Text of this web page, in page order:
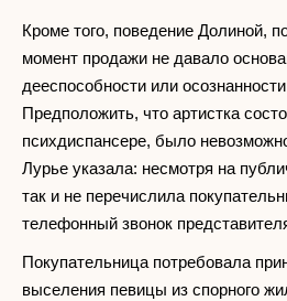
Кроме того, поведение Долиной,
момент продажи не давало
дееспособности или
Предположить, что артистка
психдиспансере, было
Лурье указала: несмотря на
так и не перечислила
телефонный звонок
Покупательница потребовала
выселения певицы из спорного